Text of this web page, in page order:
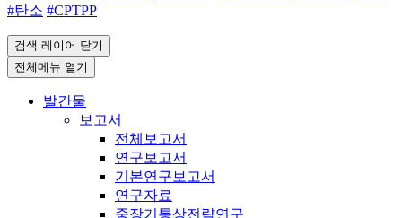
#탄소 #CPTPP
검색 레이어 닫기
전체메뉴 열기
발간물
보고서
전체보고서
연구보고서
기본연구보고서
연구자료
중장기통상전략연구